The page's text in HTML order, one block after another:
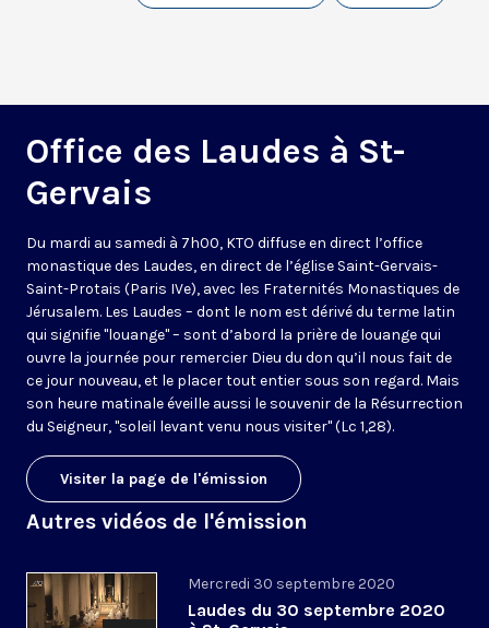
Office des Laudes à St-
Gervais
Du mardi au samedi à 7h00, KTO diffuse en direct l’office
monastique des Laudes, en direct de l’église Saint-Gervais-
Saint-Protais (Paris IVe), avec les Fraternités Monastiques de
Jérusalem. Les Laudes – dont le nom est dérivé du terme latin
qui signifie "louange" – sont d’abord la prière de louange qui
ouvre la journée pour remercier Dieu du don qu’il nous fait de
ce jour nouveau, et le placer tout entier sous son regard. Mais
son heure matinale éveille aussi le souvenir de la Résurrection
du Seigneur, "soleil levant venu nous visiter" (Lc 1,28).
Visiter la page de l'émission
Autres vidéos de l'émission
Mercredi 30 septembre 2020
Laudes du 30 septembre 2020